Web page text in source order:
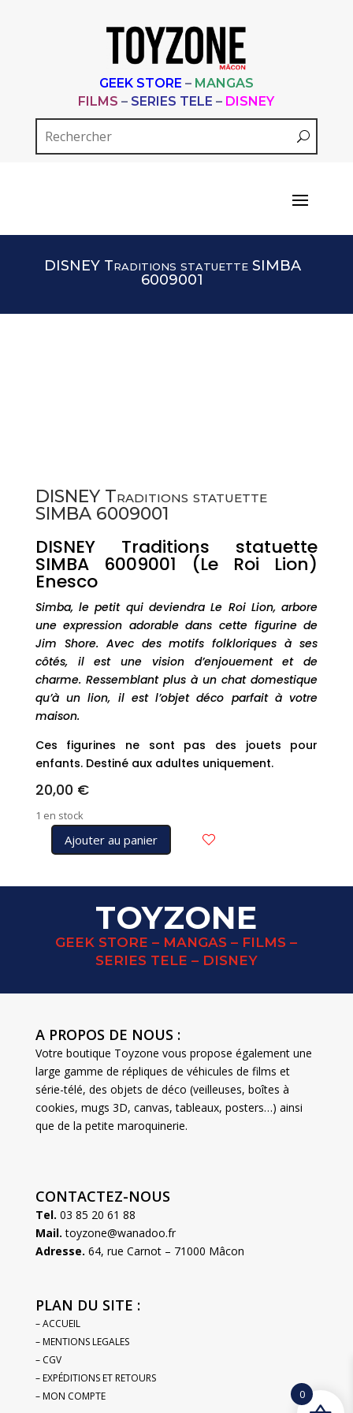
GEEK STORE – MANGAS
FILMS – SERIES TELE – DISNEY
DISNEY Traditions statuette SIMBA
6009001
DISNEY Traditions statuette
SIMBA 6009001
DISNEY Traditions statuette
SIMBA 6009001 (Le Roi Lion)
Enesco
Simba, le petit qui deviendra Le Roi Lion, arbore
une expression adorable dans cette figurine de
Jim Shore. Avec des motifs folkloriques à ses
côtés, il est une vision d’enjouement et de
charme. Ressemblant plus à un chat domestique
qu’à un lion, il est l’objet déco parfait à votre
maison.
Ces figurines ne sont pas des jouets pour
enfants. Destiné aux adultes uniquement.
20,00 €
1 en stock
quantité
DISNEY
SIMBA
Ajouter au panier
TOYZONE
GEEK STORE – MANGAS – FILMS –
SERIES TELE – DISNEY
A PROPOS DE NOUS :
Votre boutique Toyzone vous propose également une
large gamme de répliques de véhicules de films et
série-télé, des objets de déco (veilleuses, boîtes à
cookies, mugs 3D, canvas, tableaux, posters…) ainsi
que de la petite maroquinerie.
CONTACTEZ-NOUS
Tel. 03 85 20 61 88
Mail. toyzone@wanadoo.fr
Adresse. 64, rue Carnot – 71000 Mâcon
PLAN DU SITE :
– ACCUEIL
– MENTIONS LEGALES
– CGV
– EXPÉDITIONS ET RETOURS
– MON COMPTE
0